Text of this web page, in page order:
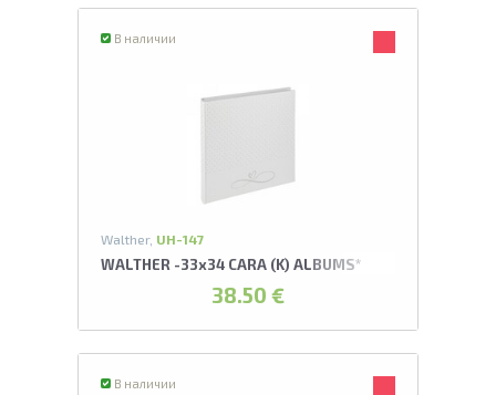
В наличии
Walther, UH-147
WALTHER -33x34 CARA (K) ALBUMS*
38.50 €
В наличии